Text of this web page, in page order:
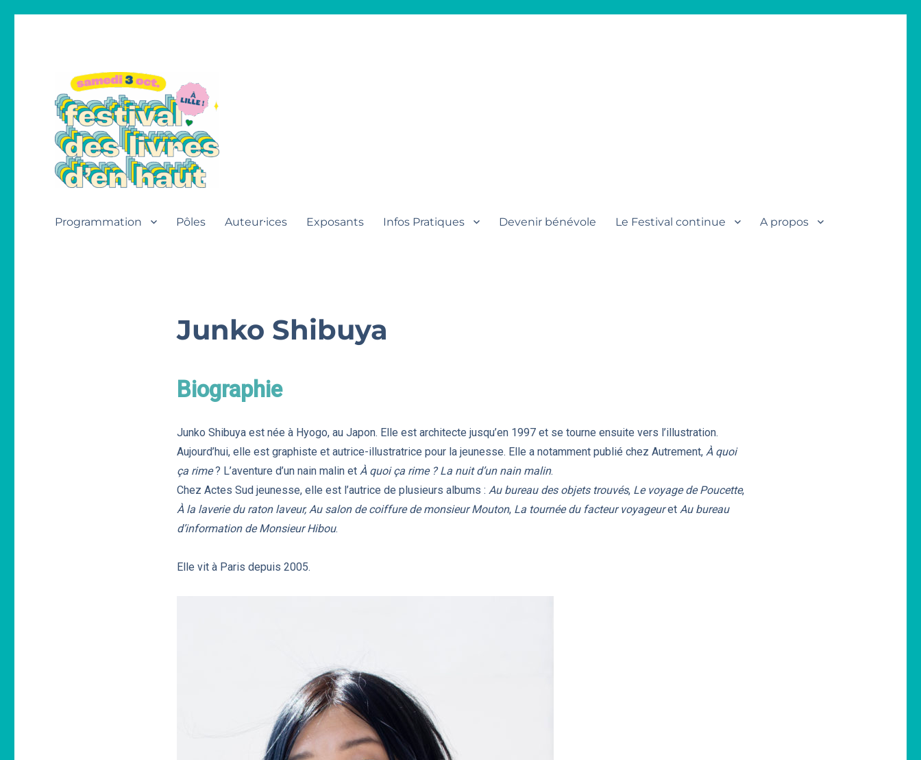
Programmation Pôles Auteur⸱ices Exposants Infos Pratiques Devenir bénévole Le Festival continue A propos
Junko Shibuya
Biographie
Junko Shibuya est née à Hyogo, au Japon. Elle est architecte jusqu’en 1997 et se tourne ensuite vers l’illustration.
Aujourd’hui, elle est graphiste et autrice-illustratrice pour la jeunesse. Elle a notamment publié chez Autrement, À quoi
ça rime? L’aventure d’un nain malin et À quoi ça rime ? La nuit d’un nain malin.
Chez Actes Sud jeunesse, elle est l’autrice de plusieurs albums : Au bureau des objets trouvés, Le voyage de Poucette,
À la laverie du raton laveur, Au salon de coiffure de monsieur Mouton,La tournée du facteur voyageuret Au bureau
d’information de Monsieur Hibou.
Elle vit à Paris depuis 2005.